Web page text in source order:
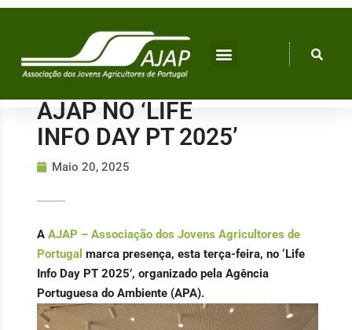
Skip
AJAP NO ‘LIFE
INFO DAY PT 2025’
Maio 20, 2025
A AJAP – Associação dos Jovens Agricultores de
Portugal marca presença, esta terça-feira, no ‘Life
Info Day PT 2025’, organizado pela Agência
Portuguesa do Ambiente (APA).